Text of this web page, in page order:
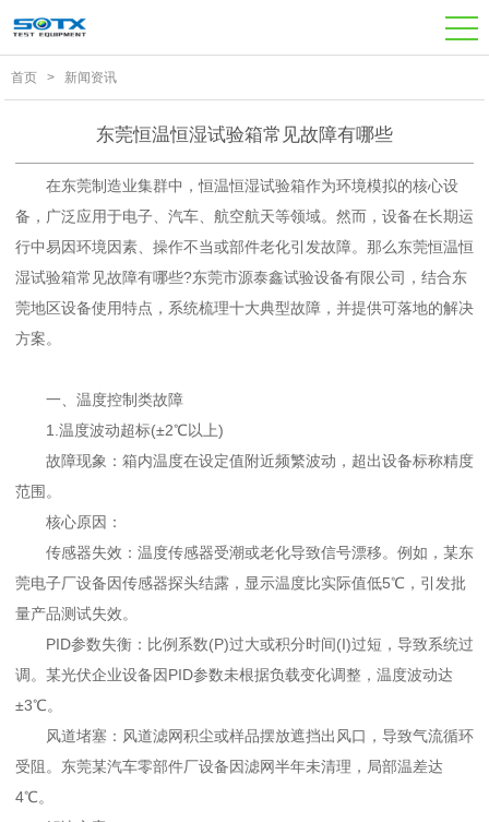
首页 > 新闻资讯
东莞恒温恒湿试验箱常见故障有哪些
在东莞制造业集群中，恒温恒湿试验箱作为环境模拟的核心设
备，广泛应用于电子、汽车、航空航天等领域。然而，设备在长期运
行中易因环境因素、操作不当或部件老化引发故障。那么东莞恒温恒
湿试验箱常见故障有哪些?东莞市源泰鑫试验设备有限公司，结合东
莞地区设备使用特点，系统梳理十大典型故障，并提供可落地的解决
方案。
一、温度控制类故障
1.温度波动超标(±2℃以上)
故障现象：箱内温度在设定值附近频繁波动，超出设备标称精度
范围。
核心原因：
传感器失效：温度传感器受潮或老化导致信号漂移。例如，某东
莞电子厂设备因传感器探头结露，显示温度比实际值低5℃，引发批
量产品测试失效。
PID参数失衡：比例系数(P)过大或积分时间(I)过短，导致系统过
调。某光伏企业设备因PID参数未根据负载变化调整，温度波动达
±3℃。
风道堵塞：风道滤网积尘或样品摆放遮挡出风口，导致气流循环
受阻。东莞某汽车零部件厂设备因滤网半年未清理，局部温差达
4℃。